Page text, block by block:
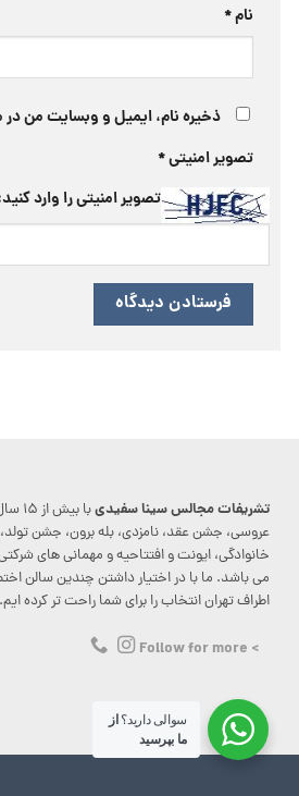
نام*
ذخیره نام، ایمیل و وبسایت من در
تصویر امنیتی*
تصویر امنیتی را وارد
تشریفات مجالس سینا سفیدی
با
عروسی، جشن عقد، نامزدی، بله برون، جشن
خانوادگی، ایونت و افتتاحیه و مهمانی های
می باشد. ما با در اختیار داشتن چندین سالن
اطراف تهران انتخاب را برای شما راحت تر کرده ایم.
> Follow for more
سوالی دارید؟ از
ما بپرسید